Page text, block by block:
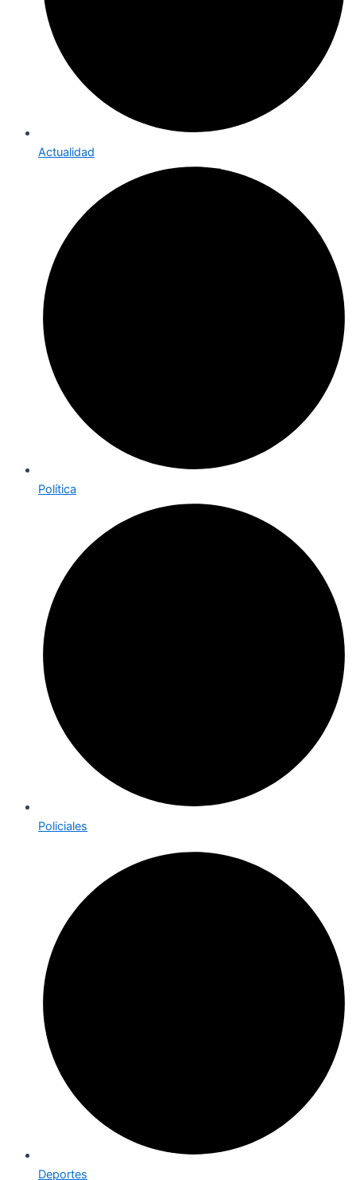
Actualidad
Política
Policiales
Deportes